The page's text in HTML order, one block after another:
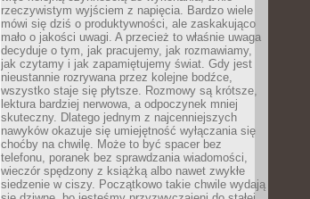
rzeczywistym wyjściem z napięcia. Bardzo wiele
mówi się dziś o produktywności, ale zaskakująco
mało o jakości uwagi. A przecież to właśnie uwaga
decyduje o tym, jak pracujemy, jak rozmawiamy,
jak czytamy i jak zapamiętujemy świat. Gdy jest
nieustannie rozrywana przez kolejne bodźce,
wszystko staje się płytsze. Rozmowy są krótsze,
lektura bardziej nerwowa, a odpoczynek mniej
skuteczny. Dlatego jednym z najcenniejszych
nawyków okazuje się umiejętność wyłączania się
choćby na chwilę. Może to być spacer bez
telefonu, poranek bez sprawdzania wiadomości,
wieczór spędzony z książką albo nawet zwykłe
siedzenie w ciszy. Początkowo takie chwile wydają